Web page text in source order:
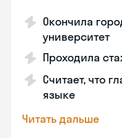
Окончила
университет
Проходила
Считает, что
языке
Читать дальше